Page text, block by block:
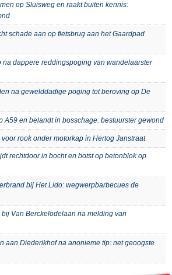
op Sluisweg en raakt buiten kennis:
schade aan op fietsbrug aan het Gaardpad
na dappere reddingspoging van wandelaarster
na gewelddadige poging tot beroving op De
A59 en belandt in bosschage: bestuurster gewond
rook onder motorkap in Hertog Janstraat
rechtdoor in bocht en botst op betonblok op
bij Het Lido: wegwerpbarbecues de
Van Berckelodelaan na melding van
aan Diederikhof na anonieme tip: net geoogste